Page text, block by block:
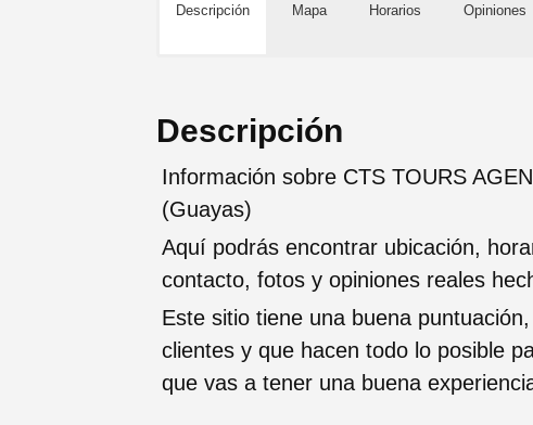
Descripción Mapa Horarios Opiniones
Descripción
Información sobre CTS TOURS
(Guayas)
Aquí podrás encontrar ubicación,
contacto, fotos y opiniones reales
Este sitio tiene una buena
clientes y que hacen todo lo posible
que vas a tener una buena